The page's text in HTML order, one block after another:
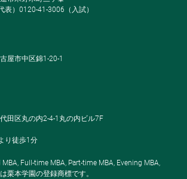
表）0120-41-3006（入試）
屋市中区錦1-20-1
田区丸の内2-4-1丸の内ビル7F
り徒歩1分
Full-time MBA, Part-time MBA, Evening MBA,
栗本学園の登録商標です。